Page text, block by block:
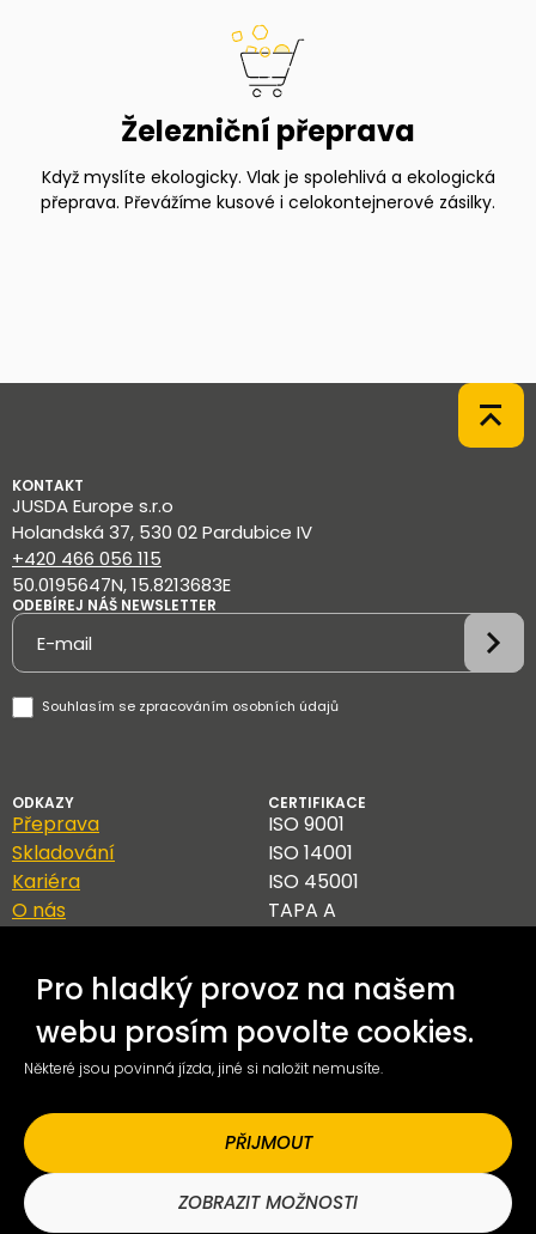
Pro hladký provoz na našem
webu prosím povolte cookies.
Některé jsou povinná jízda, jiné si naložit nemusíte.
PŘIJMOUT
ZOBRAZIT MOŽNOSTI
Železniční přeprava
Když myslíte ekologicky. Vlak je spolehlivá a ekologická
přeprava. Převážíme kusové i celokontejnerové zásilky.
KONTAKT
JUSDA Europe s.r.o
Holandská 37, 530 02 Pardubice IV
+420 466 056 115
50.0195647N, 15.8213683E
ODEBÍREJ NÁŠ NEWSLETTER
Newsletter
Souhlasím se zpracováním osobních údajů
ODKAZY
Přeprava
Skladování
Kariéra
O nás
GDPR
Etický kodex
Sledování zásilek
Obchodní podmínky
Podněty a stížnosti
Whistleblowing
CERTIFIKACE
ISO 9001
ISO 14001
ISO 45001
TAPA A